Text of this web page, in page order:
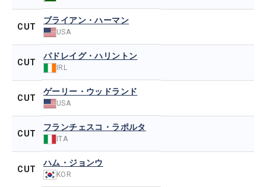
CUT
ブライアン・ハーマン
USA
CUT
パドレイグ・ハリントン
IRL
CUT
ゲーリー・ウッドランド
USA
CUT
フランチェスコ・ラポルタ
ITA
CUT
ハム・ジョンウ
KOR